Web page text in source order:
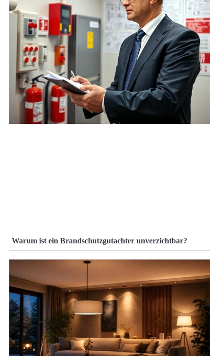
Warum ist ein Brandschutzgutachter unverzichtbar?